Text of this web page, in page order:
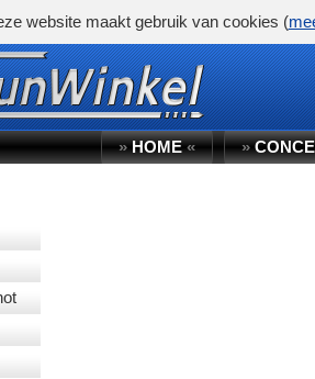
»HOME« »
website maakt gebruik van cookies (